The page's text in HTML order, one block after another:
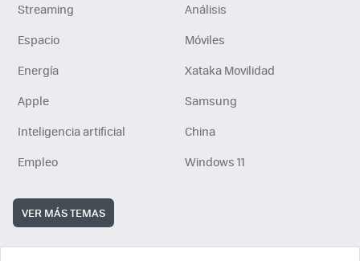
Streaming
Análisis
Espacio
Móviles
Energía
Xataka Movilidad
Apple
Samsung
Inteligencia artificial
China
Empleo
Windows 11
VER MÁS TEMAS